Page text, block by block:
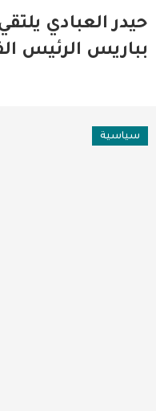
Media:
Header
حيدر العبادي
بباريس الرئيس
سياسية
اقتصاد واعمال